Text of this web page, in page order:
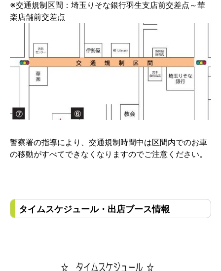
※交通規制区間： 埼玉りそな銀行羽生支店前交差点～華
楽店舗前交差点
警察署の指導により、交通規制時間中は区間内でのお車
の移動がすべてできなくなりますのでご注意ください。
タイムスケジュール・出店ブース情報